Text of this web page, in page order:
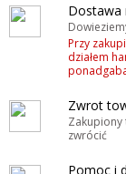
Dostawa
Przy
działem
Zwrot
Zakupiony
zwrócić
Pomoc i